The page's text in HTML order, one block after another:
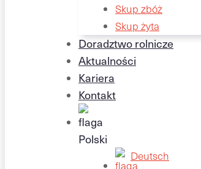
Skup zbóż
Skup żyta
Doradztwo rolnicze
Aktualności
Kariera
Kontakt
Deutsch